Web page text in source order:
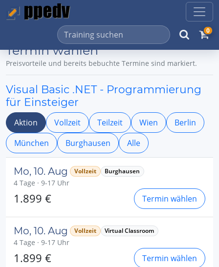
0
Termin wählen
Preisvorteile und bereits bebuchte Termine sind markiert.
Visual Basic .NET - Programmierung
für Einsteiger
Aktion Vollzeit Teilzeit Wien
Berlin
München
Burghausen Alle
Mo, 10. Aug Vollzeit Burghausen
4 Tage · 9-17 Uhr
1.899 € Termin wählen
Mo, 10. Aug Vollzeit Virtual Classroom
4 Tage · 9-17 Uhr
1.899 € Termin wählen